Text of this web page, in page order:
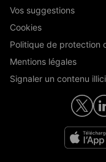
Vos suggestions
Cookies
Politique de protection
Mentions légales
Signaler un contenu